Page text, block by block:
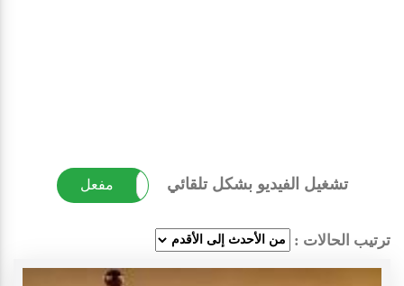
تشغيل الفيديو بشكل تلقائي مفعل غير مفعل
ترتيب الحالات :